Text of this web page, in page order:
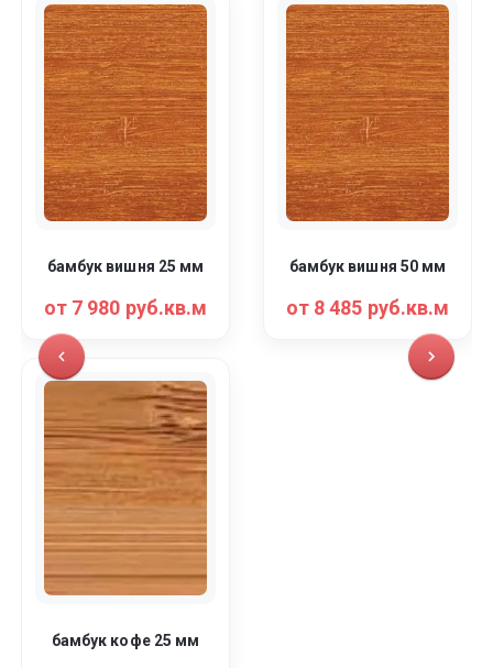
бамбук вишня 25 мм
от 7 980 руб.кв.м
бамбук вишня 50 мм
от 8 485 руб.кв.м
бамбук кофе 25 мм